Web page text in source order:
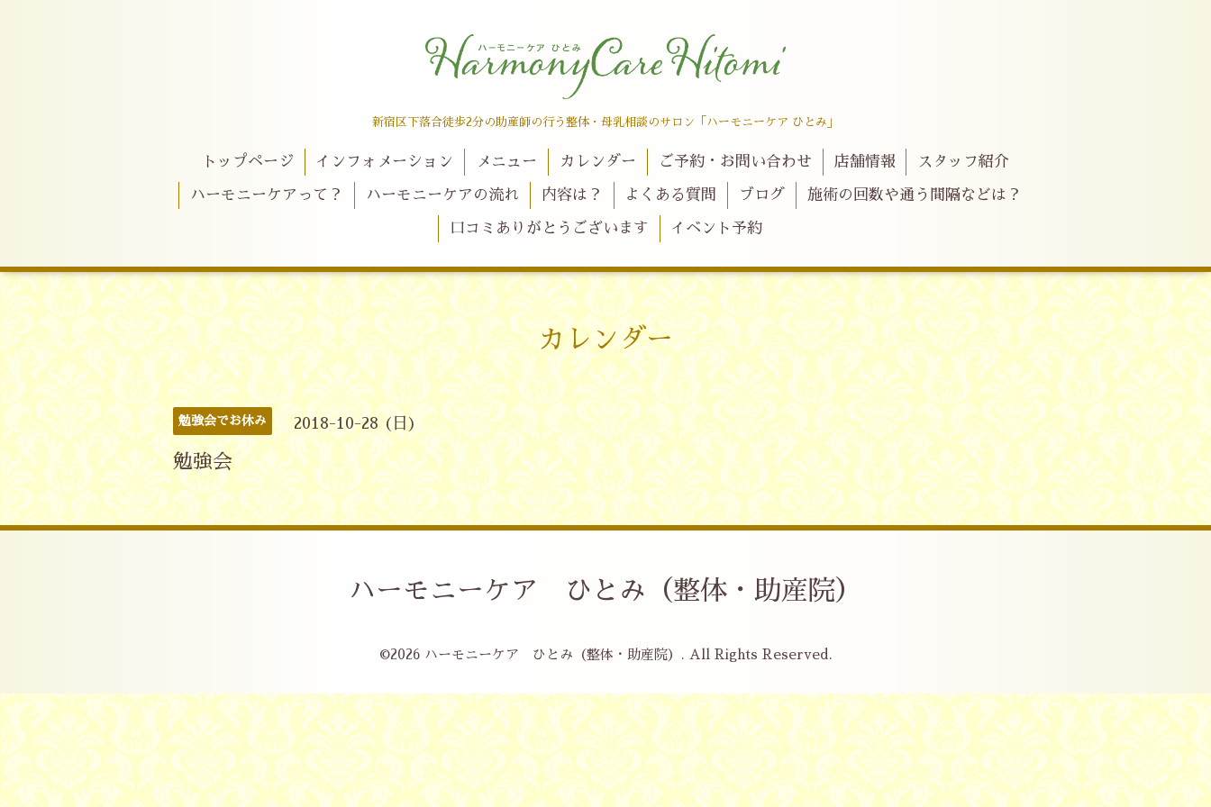
新宿区下落合徒歩2分の助産師の行う整体・母乳相談のサロン「ハーモニーケア ひとみ」
トップページ インフォメーション メニュー カレンダー ご予約・お問い合わせ 店舗情報 スタッフ紹介
ハーモニーケアって？ ハーモニーケアの流れ 内容は？ よくある質問 ブログ 施術の回数や通う間隔などは？
口コミありがとうございます イベント予約
カレンダー
勉強会でお休み 2018-10-28 (日)
勉強会
ハーモニーケア ひとみ（整体・助産院）
©2026 ハーモニーケア ひとみ（整体・助産院） . All Rights Reserved.